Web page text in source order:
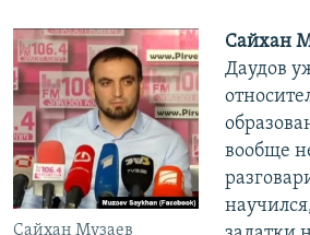
Сайхан Музаев
Сайхан
Даудов
вообще